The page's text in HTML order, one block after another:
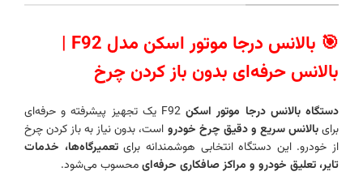
🎯 بالانس درجا موتور اسکن مدل F92 |
بالانس حرفه‌ای بدون باز کردن چرخ
دستگاه بالانس درجا موتور اسکن
F92 یک تجهیز پیشرفته و حرفه‌ای
برایبالانس سریع و دقیق چرخ خودرو است، بدون نیاز به باز کردن چرخ
از خودرو. این دستگاه انتخابی هوشمندانه برایتعمیرگاه‌ها، خدمات
تایر، تعلیق خودرو و مراکز صافکاری حرفه‌ایمحسوب می‌شود.